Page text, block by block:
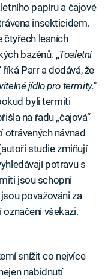
papíru a čajové
insekticidem.
čtyřech lesních
bazénů. „Toaletní
říká Parr a dodává, že
jídlo pro termity."
byli termiti
na řadu „čajová“
návnad
studie zmiňují
potravu s
jsou schopni
považováni za
všekazi.
snížit co nejvíce
nabídnutí